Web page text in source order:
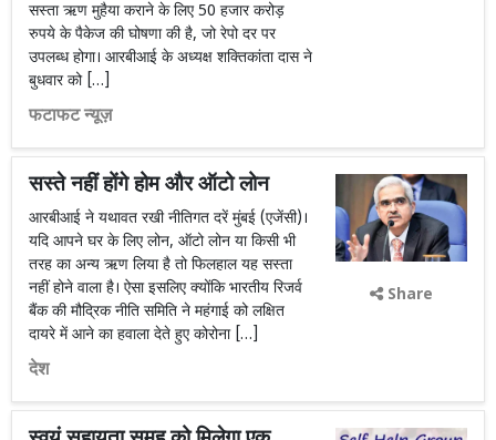
सस्ता ऋण मुहैया कराने के लिए 50 हजार करोड़
रुपये के पैकेज की घोषणा की है, जो रेपो दर पर
उपलब्ध होगा। आरबीआई के अध्यक्ष शक्तिकांता दास ने
बुधवार को […]
फटाफट न्यूज़
सस्ते नहीं होंगे होम और ऑटो लोन
आरबीआई ने यथावत रखी नीतिगत दरें मुंबई (एजेंसी)।
यदि आपने घर के लिए लोन, ऑटो लोन या किसी भी
तरह का अन्य ऋण लिया है तो फिलहाल यह सस्ता
नहीं होने वाला है। ऐसा इसलिए क्योंकि भारतीय रिजर्व
बैंक की मौद्रिक नीति समिति ने महंगाई को लक्षित
दायरे में आने का हवाला देते हुए कोरोना […]
देश
Share